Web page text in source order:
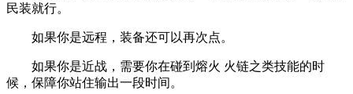
民装就行。
如果你是远程，装备还可以再次点。
如果你是近战，需要你在碰到熔火 火链之类技能的时
候，保障你站住输出一段时间。